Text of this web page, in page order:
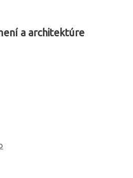
a architektúre